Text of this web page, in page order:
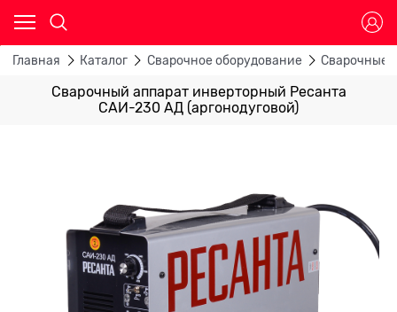
Главная Каталог Сварочное оборудование Сварочные
Сварочный аппарат инверторный Ресанта
САИ-230 АД (аргонодуговой)